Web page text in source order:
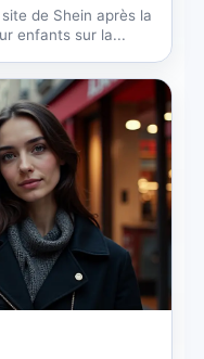
de Shein après la
enfants sur la...